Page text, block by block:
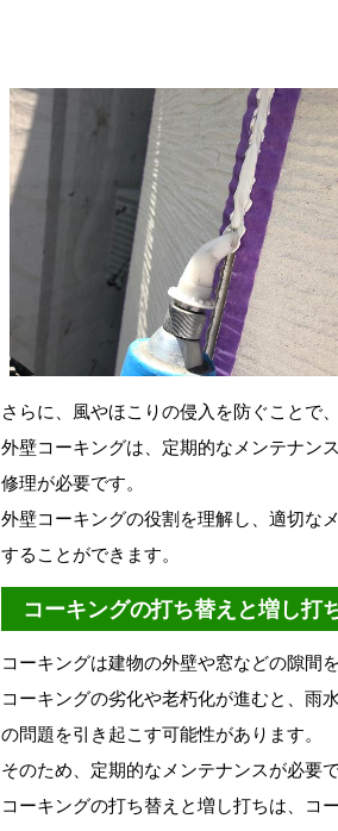
さらに、風やほこりの侵入を防ぐことで
外壁コーキングは、定期的なメンテナン
修理が必要です。
外壁コーキングの役割を理解し、適切な
することができます。
コーキングの打ち替えと増し打
コーキングは建物の外壁や窓などの隙間
コーキングの劣化や老朽化が進むと、雨
の問題を引き起こす可能性があります。
そのため、定期的なメンテナンスが必要で
コーキングの打ち替えと増し打ちは、コ